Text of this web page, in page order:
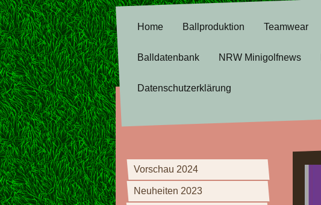
Home Ballproduktion Teamwear
Balldatenbank NRW Minigolfnews
Datenschutzerklärung
Vorschau 2024
Neuheiten 2023